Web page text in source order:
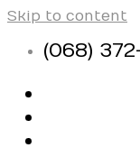
Skip to content
(068)